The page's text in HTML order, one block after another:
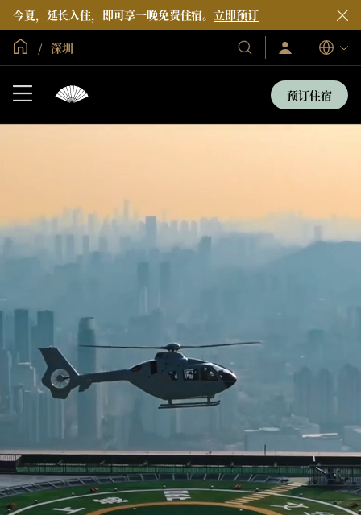
今夏，延长入住，即可享一晚免费住宿。 立即预订
全球首页
深圳
我
们
登
录/
即
加
入
语
言
预订住宿